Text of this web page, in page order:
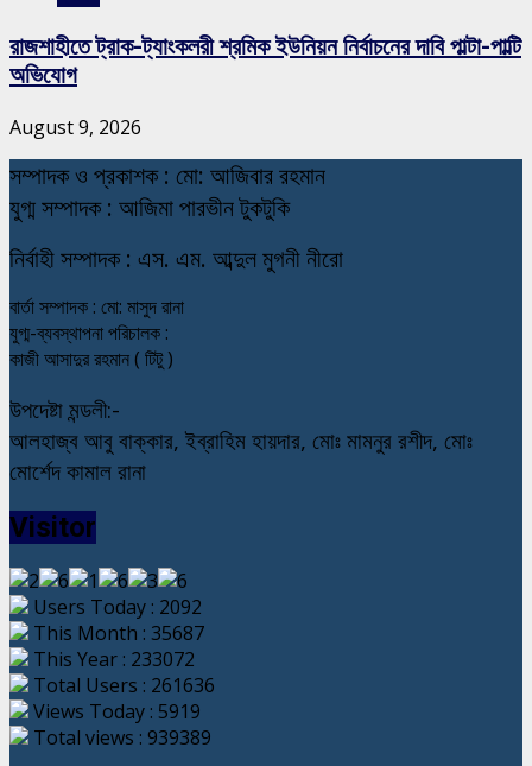
রাজশাহীতে ট্রাক-ট্যাংকলরী শ্রমিক ইউনিয়ন নির্বাচনের দাবি পাল্টা-পাল্টি
অভিযোগ
August 9, 2026
সম্পাদক ও প্রকাশক : মো: আজিবার রহমান
যুগ্ম সম্পাদক : আজিমা পারভীন টুকটুকি
নির্বাহী সম্পাদক : এস. এম. আব্দুল মুগনী নীরো
বার্তা সম্পাদক : মো: মাসুদ রানা
যুগ্ম-ব্যবস্থাপনা পরিচালক :
কাজী আসাদুর রহমান ( টিটু )
উপদেষ্টা মন্ডলী:-
আলহাজ্ব আবু বাক্কার, ইব্রাহিম হায়দার, মোঃ মামনুর রশীদ, মোঃ
মোর্শেদ কামাল রানা
Visitor
Users Today : 2092
This Month : 35687
This Year : 233072
Total Users : 261636
Views Today : 5919
Total views : 939389